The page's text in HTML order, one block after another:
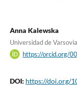
Anna Kalewska
Universidad de Varsovia
https://orcid.org/
DOI: https://doi.org/